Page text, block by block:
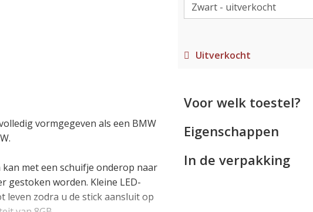
Uitverkocht
vormgegeven als een BMW
met een schuifje onderop naar
gestoken worden. Kleine LED-
leven zodra u de stick aansluit op
Voor welk toestel?
Eigenschappen
In de verpakking